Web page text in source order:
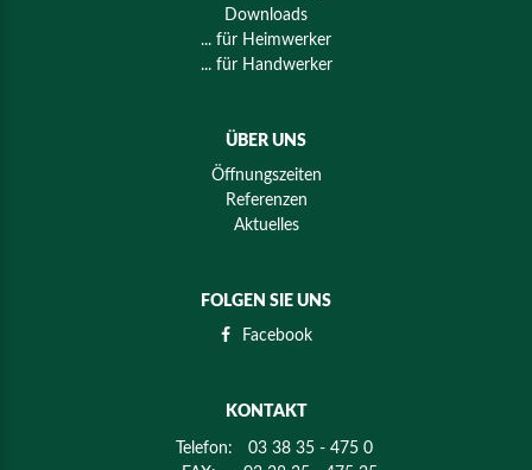
Downloads
... für Heimwerker
... für Handwerker
ÜBER UNS
Öffnungszeiten
Referenzen
Aktuelles
FOLGEN SIE UNS
Facebook
KONTAKT
Telefon:
03 38 35 - 475 0